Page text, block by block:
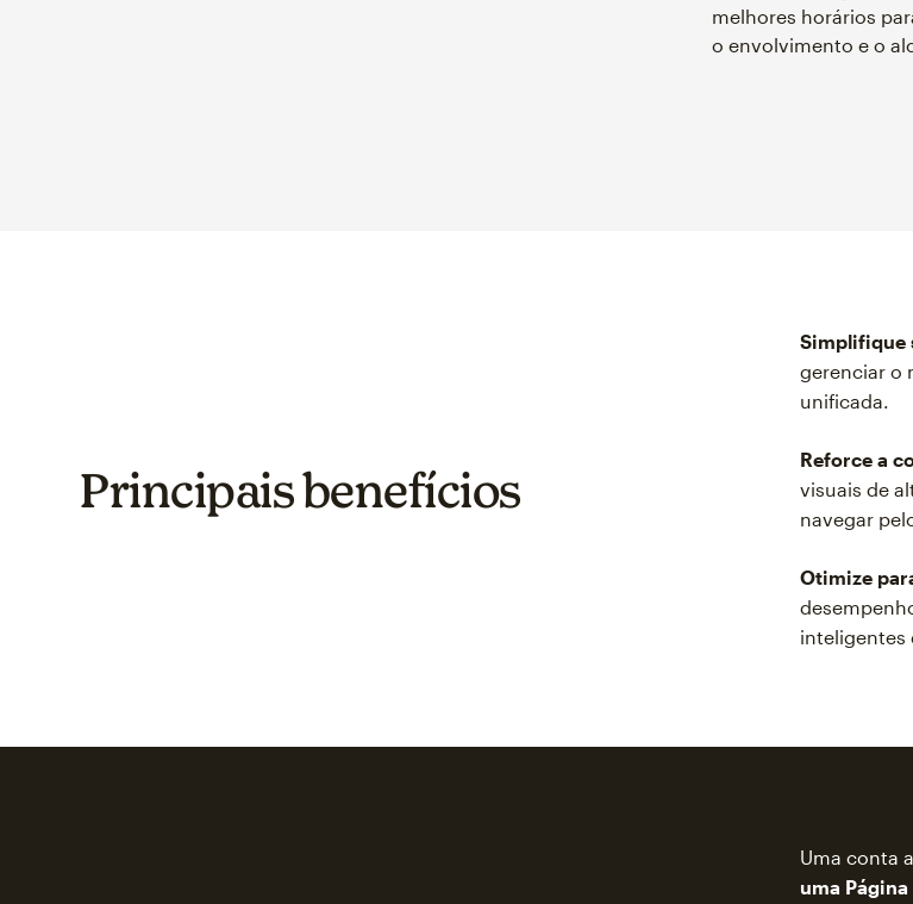
melhores horários
o envolvimento e o
Principais benefícios
Simplifique
gerenciar o
unificada.
Reforce a
visuais de
navegar
Otimize
inteligentes
Uma conta
uma